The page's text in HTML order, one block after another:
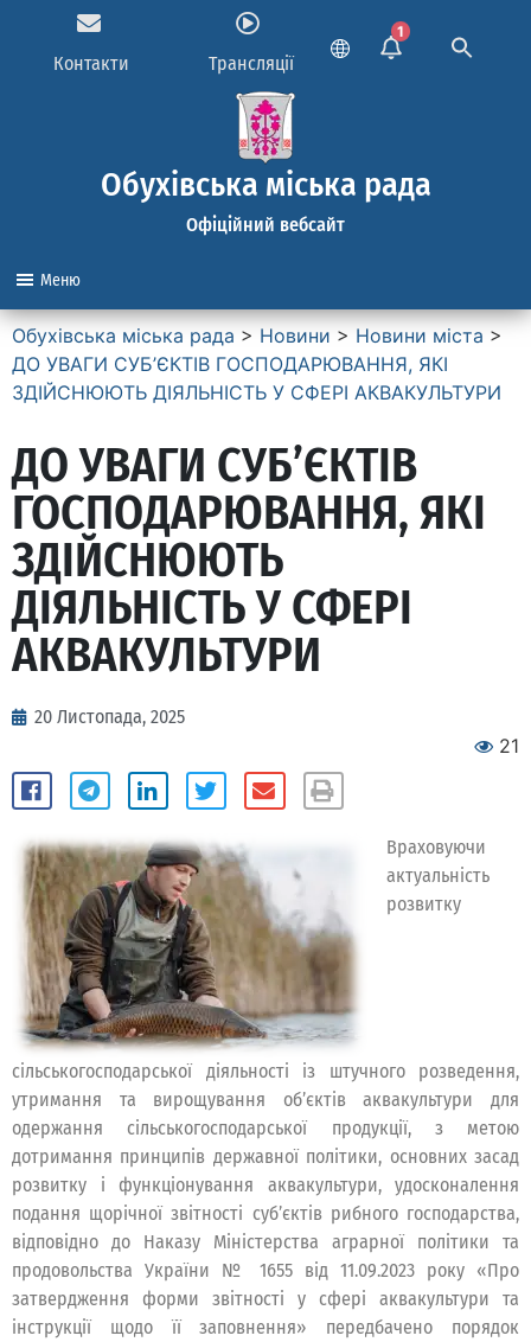
Контакти Трансляції
1
Обухівська міська рада
Офіційний вебсайт
Меню
Обухівська міська рада > Новини > Новини міста >
ДО УВАГИ СУБ’ЄКТІВ ГОСПОДАРЮВАННЯ, ЯКІ
ЗДІЙСНЮЮТЬ ДІЯЛЬНІСТЬ У СФЕРІ АКВАКУЛЬТУРИ
ДО УВАГИ СУБ’ЄКТІВ
ГОСПОДАРЮВАННЯ, ЯКІ
ЗДІЙСНЮЮТЬ
ДІЯЛЬНІСТЬ У СФЕРІ
АКВАКУЛЬТУРИ
20 Листопада, 2025
21
Враховуючи
актуальність
розвитку
сільськогосподарської діяльності із штучного розведення,
утримання та вирощування об’єктів аквакультури для
одержання сільськогосподарської продукції, з метою
дотримання принципів державної політики, основних засад
розвитку і функціонування аквакультури, удосконалення
подання щорічної звітності суб’єктів рибного господарства,
відповідно до Наказу Міністерства аграрної політики та
продовольства України № 1655 від 11.09.2023 року «Про
затвердження форми звітності у сфері аквакультури та
інструкції щодо її заповнення» передбачено порядок